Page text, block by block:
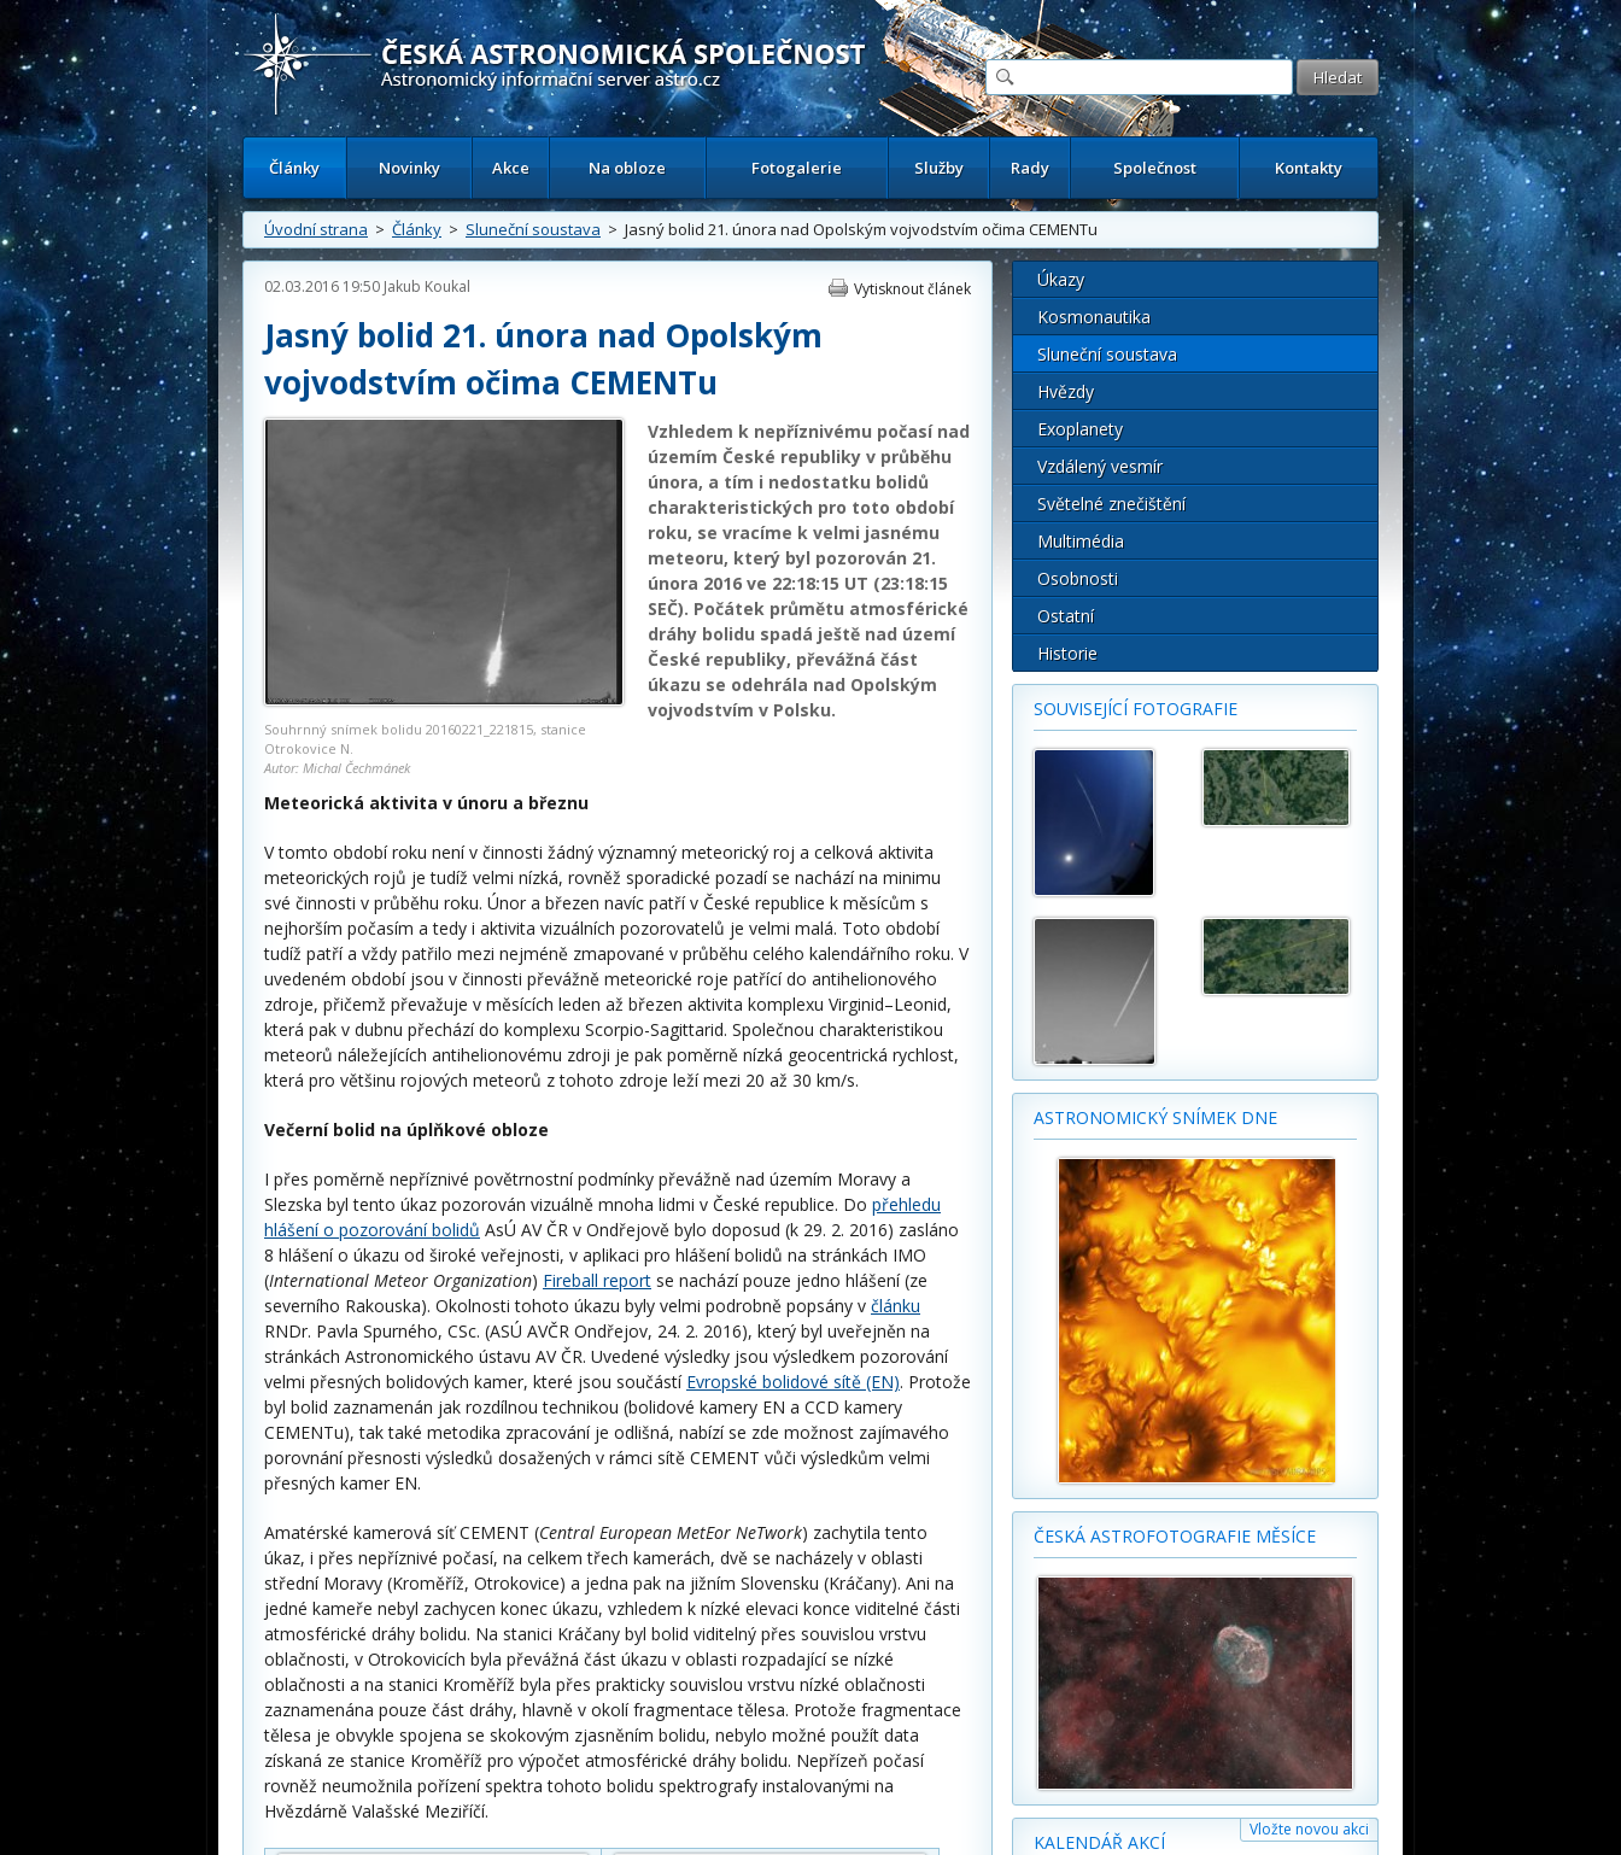
Česká astronomická společnost - Informační astronomický server
Články Novinky Akce Na obloze Fotogalerie Služby Rady Společnost Kontakty
Úvodní strana > Články > Sluneční soustava > Jasný bolid 21. února nad Opolským vojvodstvím očima CEMENTu
02.03.2016 19:50 Jakub Koukal Vytisknout článek
Jasný bolid 21. února nad Opolským
vojvodstvím očima CEMENTu
Souhrnný snímek bolidu 20160221_221815, stanice
Otrokovice N.
Autor: Michal Čechmánek
Vzhledem k nepříznivému počasí nad
územím České republiky v průběhu
února, a tím i nedostatku bolidů
charakteristických pro toto období
roku, se vracíme k velmi jasnému
meteoru, který byl pozorován 21.
února 2016 ve 22:18:15 UT (23:18:15
SEČ). Počátek průmětu atmosférické
dráhy bolidu spadá ještě nad území
České republiky, převážná část
úkazu se odehrála nad Opolským
vojvodstvím v Polsku.
Meteorická aktivita v únoru a březnu
V tomto období roku není v činnosti žádný významný meteorický roj a celková aktivita
meteorických rojů je tudíž velmi nízká, rovněž sporadické pozadí se nachází na minimu
své činnosti v průběhu roku. Únor a březen navíc patří v České republice k měsícům s
nejhorším počasím a tedy i aktivita vizuálních pozorovatelů je velmi malá. Toto období
tudíž patří a vždy patřilo mezi nejméně zmapované v průběhu celého kalendářního roku. V
uvedeném období jsou v činnosti převážně meteorické roje patřící do antihelionového
zdroje, přičemž převažuje v měsících leden až březen aktivita komplexu Virginid–Leonid,
která pak v dubnu přechází do komplexu Scorpio-Sagittarid. Společnou charakteristikou
meteorů náležejících antihelionovému zdroji je pak poměrně nízká geocentrická rychlost,
která pro většinu rojových meteorů z tohoto zdroje leží mezi 20 až 30 km/s.
Večerní bolid na úplňkové obloze
I přes poměrně nepříznivé povětrnostní podmínky převážně nad územím Moravy a
Slezska byl tento úkaz pozorován vizuálně mnoha lidmi v České republice. Do přehledu
hlášení o pozorování bolidů AsÚ AV ČR v Ondřejově bylo doposud (k 29. 2. 2016) zasláno
8 hlášení o úkazu od široké veřejnosti, v aplikaci pro hlášení bolidů na stránkách IMO
(International Meteor Organization) Fireball report se nachází pouze jedno hlášení (ze
severního Rakouska). Okolnosti tohoto úkazu byly velmi podrobně popsány v článku
RNDr. Pavla Spurného, CSc. (ASÚ AVČR Ondřejov, 24. 2. 2016), který byl uveřejněn na
stránkách Astronomického ústavu AV ČR. Uvedené výsledky jsou výsledkem pozorování
velmi přesných bolidových kamer, které jsou součástí Evropské bolidové sítě (EN). Protože
byl bolid zaznamenán jak rozdílnou technikou (bolidové kamery EN a CCD kamery
CEMENTu), tak také metodika zpracování je odlišná, nabízí se zde možnost zajímavého
porovnání přesnosti výsledků dosažených v rámci sítě CEMENT vůči výsledkům velmi
přesných kamer EN.
Amatérské kamerová síť CEMENT (Central European MetEor NeTwork) zachytila tento
úkaz, i přes nepříznivé počasí, na celkem třech kamerách, dvě se nacházely v oblasti
střední Moravy (Kroměříž, Otrokovice) a jedna pak na jižním Slovensku (Kráčany). Ani na
jedné kameře nebyl zachycen konec úkazu, vzhledem k nízké elevaci konce viditelné části
atmosférické dráhy bolidu. Na stanici Kráčany byl bolid viditelný přes souvislou vrstvu
oblačnosti, v Otrokovicích byla převážná část úkazu v oblasti rozpadající se nízké
oblačnosti a na stanici Kroměříž byla přes prakticky souvislou vrstvu nízké oblačnosti
zaznamenána pouze část dráhy, hlavně v okolí fragmentace tělesa. Protože fragmentace
tělesa je obvykle spojena se skokovým zjasněním bolidu, nebylo možné použít data
získaná ze stanice Kroměříž pro výpočet atmosférické dráhy bolidu. Nepřízeň počasí
rovněž neumožnila pořízení spektra tohoto bolidu spektrografy instalovanými na
Hvězdárně Valašské Meziříčí.
Úkazy
Kosmonautika
Sluneční soustava
Hvězdy
Exoplanety
Vzdálený vesmír
Světelné znečištění
Multimédia
Osobnosti
Ostatní
Historie
SOUVISEJÍCÍ FOTOGRAFIE
ASTRONOMICKÝ SNÍMEK DNE
ČESKÁ ASTROFOTOGRAFIE MĚSÍCE
KALENDÁŘ AKCÍ
Vložte novou akci